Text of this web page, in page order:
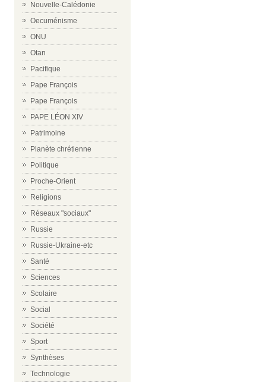
Nouvelle-Calédonie
Oecuménisme
ONU
Otan
Pacifique
Pape François
Pape François
PAPE LÉON XIV
Patrimoine
Planète chrétienne
Politique
Proche-Orient
Religions
Réseaux "sociaux"
Russie
Russie-Ukraine-etc
Santé
Sciences
Scolaire
Social
Société
Sport
Synthèses
Technologie